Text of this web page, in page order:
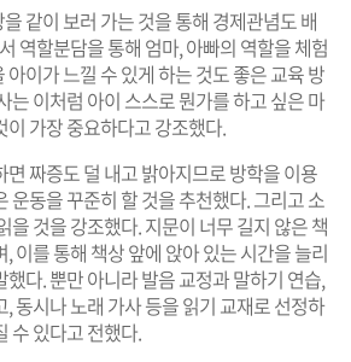
같이 보러 가는 것을 통해 경제관념도 배
역할분담을 통해 엄마, 아빠의 역할을 체험
이가 느낄 수 있게 하는 것도 좋은 교육 방
는 이처럼 아이 스스로 뭔가를 하고 싶은 마
가장 중요하다고 강조했다.
짜증도 덜 내고 밝아지므로 방학을 이용
운동을 꾸준히 할 것을 추천했다. 그리고 소
을 것을 강조했다. 지문이 너무 길지 않은 책
이를 통해 책상 앞에 앉아 있는 시간을 늘리
다. 뿐만 아니라 발음 교정과 말하기 연습,
동시나 노래 가사 등을 읽기 교재로 선정하
수 있다고 전했다.